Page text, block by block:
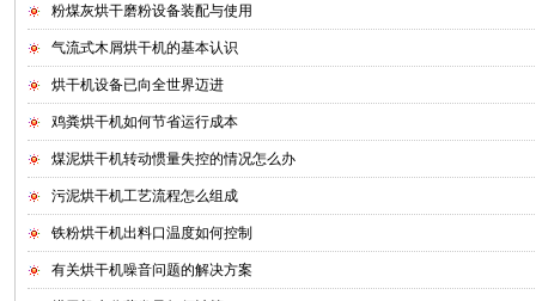
粉煤灰烘干磨粉设备装配与使用
气流式木屑烘干机的基本认识
烘干机设备已向全世界迈进
鸡粪烘干机如何节省运行成本
煤泥烘干机转动惯量失控的情况怎么办
污泥烘干机工艺流程怎么组成
铁粉烘干机出料口温度如何控制
有关烘干机噪音问题的解决方案